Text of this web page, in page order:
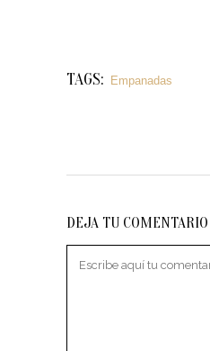
TAGS: Empanadas
DEJA TU COMENTARIO